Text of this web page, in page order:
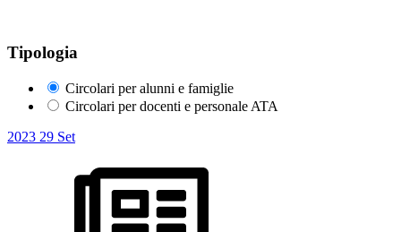
Tipologia
Circolari per alunni e famiglie
Circolari per docenti e personale ATA
2023 29 Set